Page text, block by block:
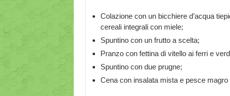
Colazione con un bicchiere d’acqua
cereali integrali con miele;
Spuntino con un frutto a scelta;
Pranzo con fettina di vitello ai ferri e
Spuntino con due prugne;
Cena con insalata mista e pesce magro